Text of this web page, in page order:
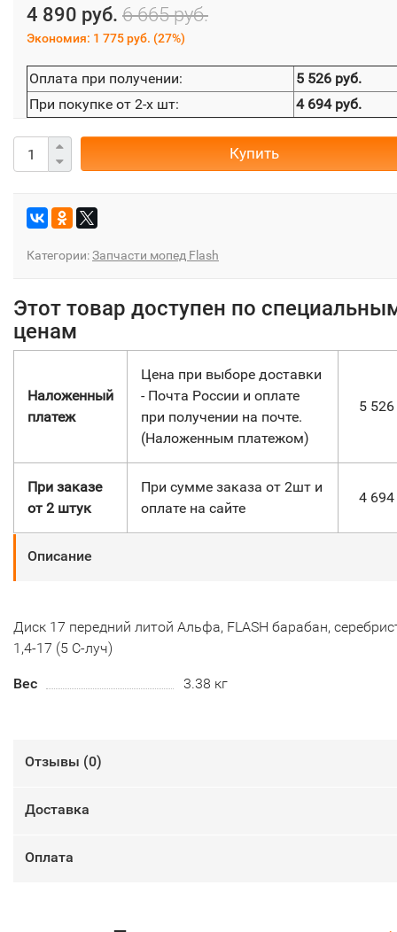
4 890 руб. 6 665 руб.
Экономия: 1 775 руб. (27%)
Оплата при получении:
5 526 руб.
При покупке от 2-х шт:
4 694 руб.
Купить
Категории:Запчасти мопед Flash
Этот товар доступен по
ценам
Наложенный
платеж
Цена при выборе доставки
- Почта России и оплате
при получении на почте.
(Наложенным платежом)
5 526
При заказе
от 2 штук
При сумме заказа от 2шт и
оплате на сайте
4 694
Описание
Диск 17 передний литой Альфа, FLASH барабан,
1,4-17 (5 С-луч)
Вес 3.38 кг
Отзывы (0)
Доставка
Оплата